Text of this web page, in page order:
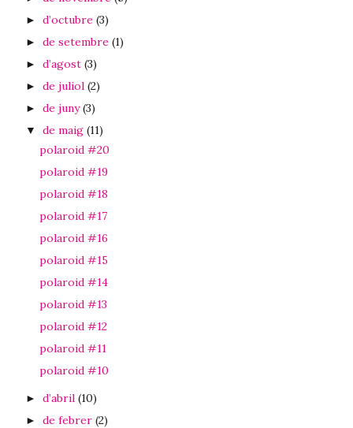
► d’octubre (3)
► de setembre (1)
► d’agost (3)
► de juliol (2)
► de juny(3)
▼ de maig (11)
polaroid #20
polaroid #19
polaroid #18
polaroid #17
polaroid #16
polaroid #15
polaroid #14
polaroid #13
polaroid #12
polaroid #11
polaroid #10
► d’abril (10)
► de febrer (2)